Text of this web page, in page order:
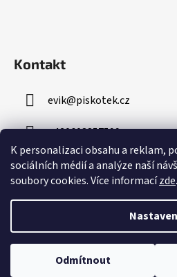
K personalizaci obsahu a reklam,
sociálních médií a analýze naší
soubory cookies. Více informacízde.
Odmítnout
Kontakt
evik@piskotek.cz
+420608857599
Vytvořil
Copyright 2026Katuan's .